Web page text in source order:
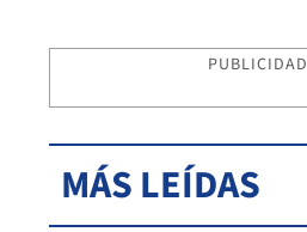
PUBLICIDAD
MÁS LEÍDAS